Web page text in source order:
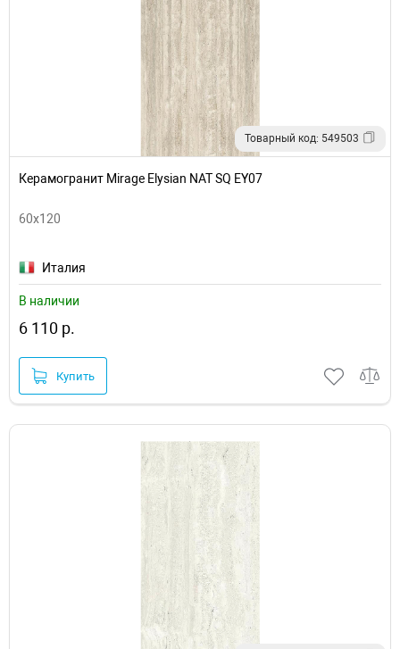
Товарный код: 549503
Керамогранит Mirage Elysian NAT SQ EY07
60x120
Италия
В наличии
6 110 р.
Купить